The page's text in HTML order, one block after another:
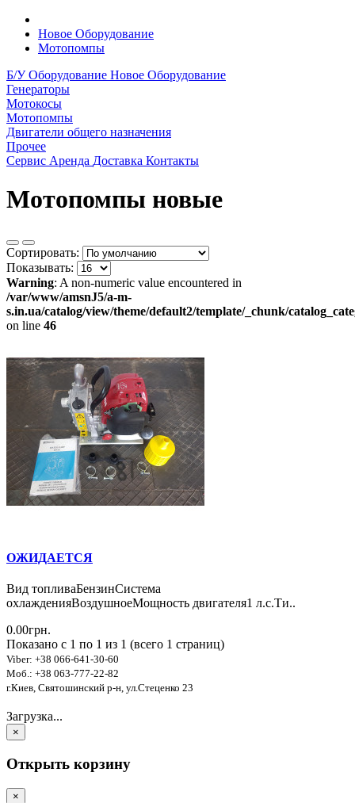
Новое Оборудование
Мотопомпы
Б/У Оборудование Новое Оборудование
Генераторы
Мотокосы
Мотопомпы
Двигатели общего назначения
Прочее
Сервис Аренда Доставка Контакты
Мотопомпы новые
Сортировать:
Показывать:
Warning: A non-numeric value encountered in
/var/www/amsnJ5/a-m-
s.in.ua/catalog/view/theme/default2/template/_chunk/
on line 46
ОЖИДАЕТСЯ
Вид топливаБензинСистема
охлажденияВоздушноеМощность двигателя1 л.с.Ти..
0.00грн.
Показано с 1 по 1 из 1 (всего 1 страниц)
Viber: +38 066-641-30-60
Моб.: +38 063-777-22-82
г.Киев, Святошинский р-н, ул.Стеценко 23
Загрузка...
×
Открыть корзину
×